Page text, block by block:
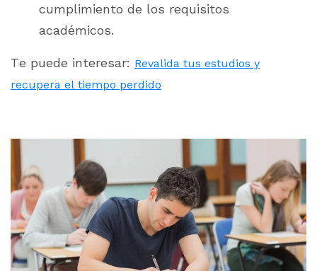
cumplimiento de los requisitos
académicos.
Te puede interesar: Revalida tus estudios y
recupera el tiempo perdido